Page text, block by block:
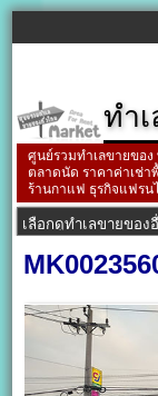
ทำ
ศูนย์รวมทำเลขายขอ
ตลาดนัด ราคาค่าเช่า
ร้านกาแฟ ธุรกิจแฟรน